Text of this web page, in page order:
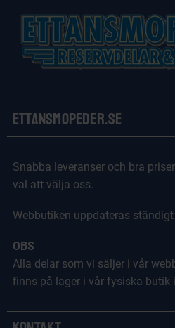
Ettansmopeder.se
Snabba leveranser och bra
val att välja oss.
Webbutiken uppdateras
OBS
Alla delar som vi säljer i vår
finns på lager i vår fysiska butik